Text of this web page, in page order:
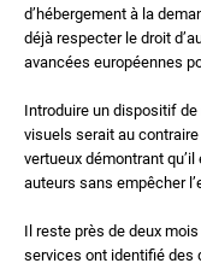
d’hébergement à la
déjà respecter le droit
avancées européennes
Introduire un dispositif
visuels serait au
vertueux démontrant
auteurs sans empêcher
Il reste près de deux
services ont identifié des